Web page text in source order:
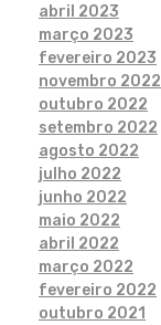
abril 2023
março 2023
fevereiro 2023
novembro 2022
outubro 2022
setembro 2022
agosto 2022
julho 2022
junho 2022
maio 2022
abril 2022
março 2022
fevereiro 2022
outubro 2021